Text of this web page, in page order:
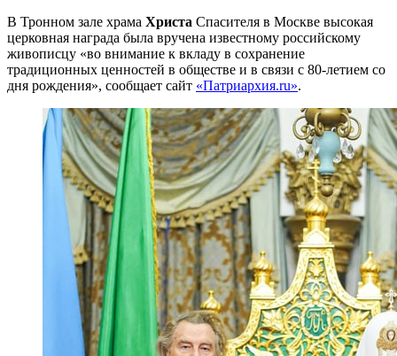
В Тронном зале храма Христа Спасителя в Москве высокая
церковная награда была вручена известному российскому
живописцу «во внимание к вкладу в сохранение
традиционных ценностей в обществе и в связи с 80-летием со
дня рождения», сообщает сайт «Патриархия.ru».